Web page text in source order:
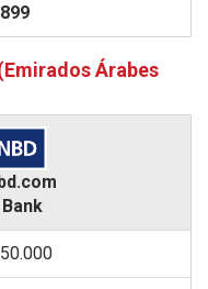
Árabes